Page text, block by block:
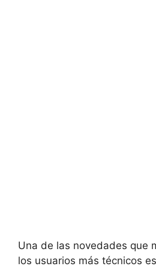
Una de las novedades que
los usuarios más técnicos